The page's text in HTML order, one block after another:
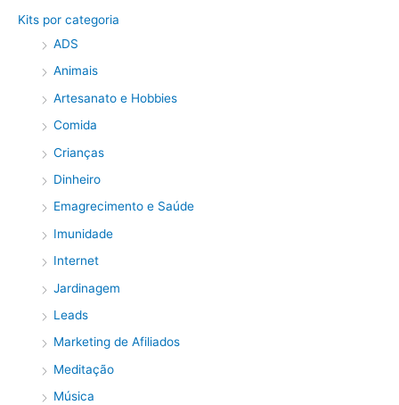
Kits por categoria
ADS
Animais
Artesanato e Hobbies
Comida
Crianças
Dinheiro
Emagrecimento e Saúde
Imunidade
Internet
Jardinagem
Leads
Marketing de Afiliados
Meditação
Música